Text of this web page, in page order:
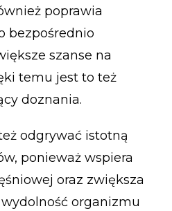
poprawia
bezpośrednio
szanse na
temu jest to też
doznania.
odgrywać istotną
ponieważ wspiera
oraz zwiększa
organizmu